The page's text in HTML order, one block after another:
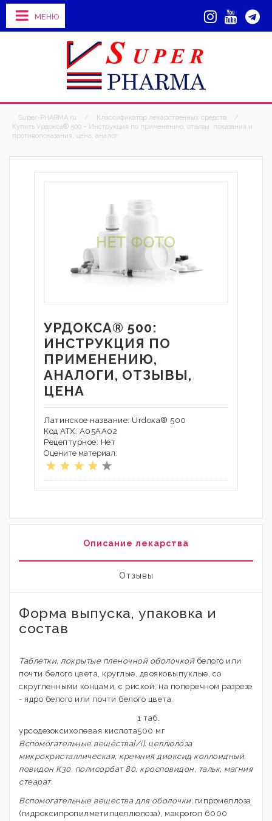
МЕНЮ
Super-PHARMA.ru / Классификатор лекарственных средств
/
Купить Урдокса® 500 – Инструкция по применению, отзывы, показания и
противопоказания, цена, аналог
УРДОКСА® 500:
ИНСТРУКЦИЯ ПО
ПРИМЕНЕНИЮ,
АНАЛОГИ, ОТЗЫВЫ,
ЦЕНА
Латинское название: Urdoxa® 500
Код АТХ: A05AA02
Рецептурное: Нет
Оцените материал:
Описание лекарства
Отзывы
Форма выпуска, упаковка и
состав
Таблетки, покрытые пленочной оболочкойбелого или
почти белого цвета, круглые, двояковыпуклые, со
скругленными концами, с риской; на поперечном разрезе
- ядро белого или почти белого цвета.
1 таб.
урсодезоксихолевая кислота500 мг
Вспомогательные вещества[/i]: целлюлоза
микрокристаллическая, кремния диоксид коллоидный,
повидон К30, полисорбат 80, кросповидон, тальк, магния
стеарат.
Вспомогательные вещества для оболочки: гипромеллоза
(гидроксипропилметилцеллюлоза), макрогол 6000